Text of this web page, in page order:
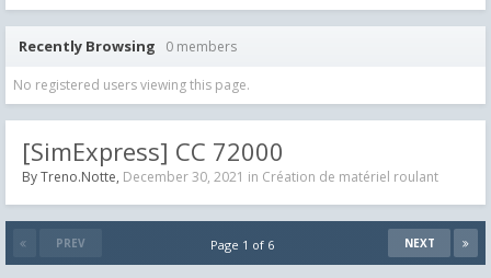
Recently Browsing 0 members
No registered users viewing this page.
[SimExpress] CC 72000
ByTreno.Notte, December 30, 2021 in Création de matériel roulant
PREV NEXT
Page 1 of 6